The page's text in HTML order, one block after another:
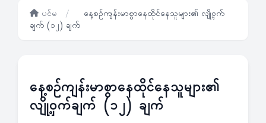
ပင်မ /
နေ့စဉ်ကျန်းမာစွာနေထိုင်နေသူများ၏ လျို့ဝှက်
ချက် (၁၂) ချက်
နေ့စဉ်ကျန်းမာစွာနေထိုင်နေသူများ၏
လျို့ဝှက်ချက် (၁၂) ချက်